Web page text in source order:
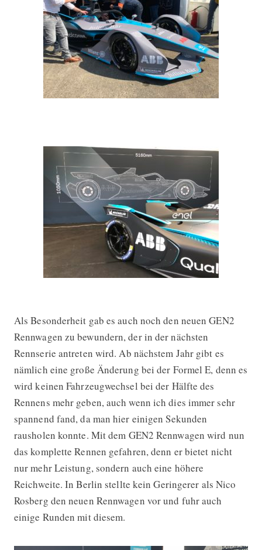
Als Besonderheit gab es auch noch den neuen GEN2
Rennwagen zu bewundern, der in der nächsten
Rennserie antreten wird. Ab nächstem Jahr gibt es
nämlich eine große Änderung bei der Formel E, denn es
wird keinen Fahrzeugwechsel bei der Hälfte des
Rennens mehr geben, auch wenn ich dies immer sehr
spannend fand, da man hier einigen Sekunden
rausholen konnte. Mit dem GEN2 Rennwagen wird nun
das komplette Rennen gefahren, denn er bietet nicht
nur mehr Leistung, sondern auch eine höhere
Reichweite. In Berlin stellte kein Geringerer als Nico
Rosberg den neuen Rennwagen vor und fuhr auch
einige Runden mit diesem.